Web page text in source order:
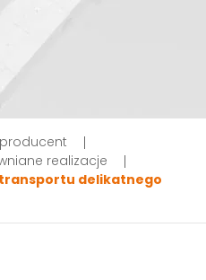
realizacje
transportu delikatnego